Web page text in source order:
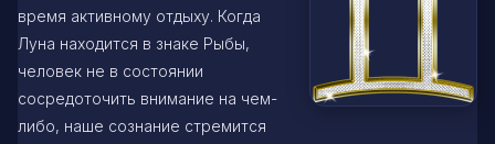
время активному отдыху. Когда
Луна находится в знаке Рыбы,
человек не в состоянии
сосредоточить внимание на чем-
либо, наше сознание стремится